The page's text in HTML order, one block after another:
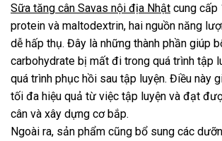
Sữa tăng cân Savas nội địa Nhật cung cấp
protein và maltodextrin, hai nguồn năng
dễ hấp thụ. Đây là những thành phần giúp
carbohydrate bị mất đi trong quá trình tập
quá trình phục hồi sau tập luyện. Điều này
tối đa hiệu quả từ việc tập luyện và đạt
cân và xây dựng cơ bắp.
Ngoài ra, sản phẩm cũng bổ sung các